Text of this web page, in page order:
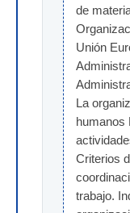
de
Unión
La
humanos
Criterios
trabajo.